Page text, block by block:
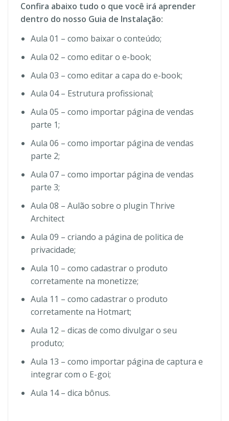
Confira abaixo tudo o que você irá aprender
dentro do nosso Guia de Instalação:
Aula 01 – como baixar o conteúdo;
Aula 02 – como editar o e-book;
Aula 03 – como editar a capa do e-book;
Aula 04 – Estrutura profissional;
Aula 05 – como importar página de vendas
parte 1;
Aula 06 – como importar página de vendas
parte 2;
Aula 07 – como importar página de vendas
parte 3;
Aula 08 – Aulão sobre o plugin Thrive
Architect
Aula 09 – criando a página de politica de
privacidade;
Aula 10 – como cadastrar o produto
corretamente na monetizze;
Aula 11 – como cadastrar o produto
corretamente na Hotmart;
Aula 12 – dicas de como divulgar o seu
produto;
Aula 13 – como importar página de captura e
integrar com o E-goi;
Aula 14 – dica bônus.